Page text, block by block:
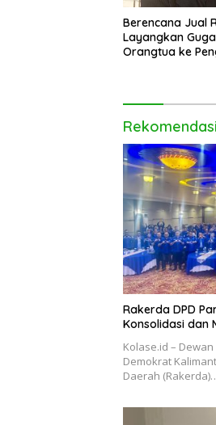
Berencana Jual
Layangkan
Orangtua ke
Rakerda DPD
Konsolidasi dan
Kolase.id –
Demokrat
Daerah